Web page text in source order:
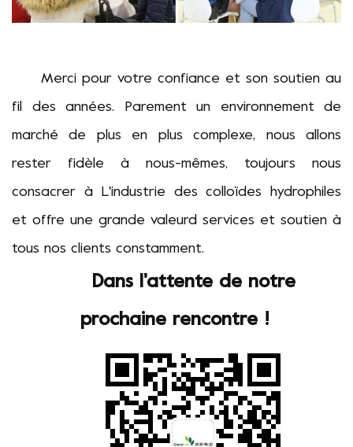
Merci pour votreconfiance et son soutien au
fil des années. Parement un environnement de
marché de plus en plus complexe, nous allons
rester fidèle à nous-mêmes, toujours nous
consacrer àL'industrie des colloïdes hydrophiles
et offre une grande valeurd services et soutien à
tous nos clients constamment.
Dans l'attente de notre
prochaine rencontre !